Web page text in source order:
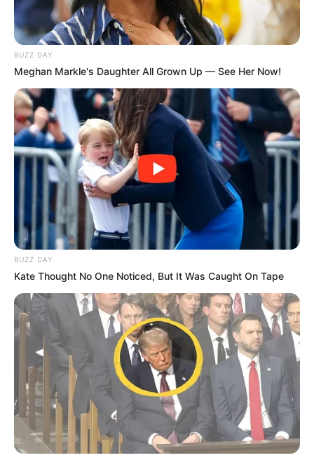
BUZZ DAY
Meghan Markle's Daughter All Grown Up — See Her Now!
BUZZ DAY
Kate Thought No One Noticed, But It Was Caught On Tape